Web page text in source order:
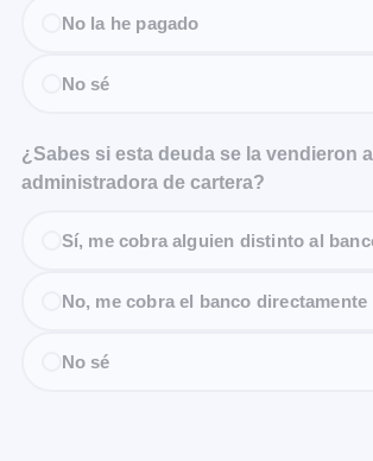
No la he pagado
No sé
¿Sabes si esta deuda se la vendieron
administradora de cartera?
Sí, me cobra alguien distinto al
No, me cobra el banco directamente
No sé